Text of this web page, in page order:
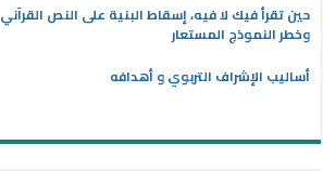
حين تقرأ فيك لا فيه، إسقاط البنية على النص القرآني
وخطر النموذج المستعار
أساليب الإشراف التربوي و أهدافه